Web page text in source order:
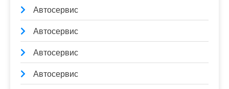
Автосервис
Автосервис
Автосервис
Автосервис